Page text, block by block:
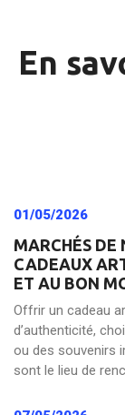
En
01/05/2026
MARCHÉS DE
CADEAUX
ET AU BON
Offrir un cadeau
d’authenticité,
ou des souvenirs
sont le lieu de